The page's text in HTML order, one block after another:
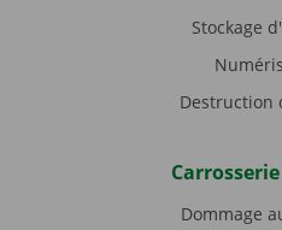
Stockage
Destruction
Dommage